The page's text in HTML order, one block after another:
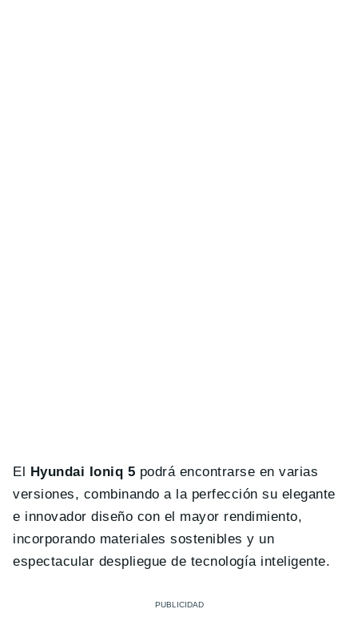
El Hyundai Ioniq 5 podrá encontrarse en varias
versiones, combinando a la perfección su elegante
e innovador diseño con el mayor rendimiento,
incorporando materiales sostenibles y un
espectacular despliegue de tecnología inteligente.